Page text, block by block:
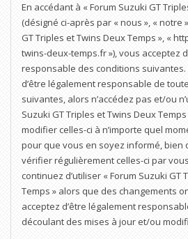
En accédant à « Forum Suzuki GT
(désigné ci-après par « nous », « notre
GT Triples et Twins Deux Temps », «
twins-deux-temps.fr »), vous acceptez
responsable des conditions suivantes.
d’être légalement responsable de
suivantes, alors n’accédez pas et/ou
Suzuki GT Triples et Twins Deux
modifier celles-ci à n’importe quel
pour que vous en soyez informé, bien
vérifier régulièrement celles-ci par
continuez d’utiliser « Forum Suzuki GT
Temps » alors que des changements
acceptez d’être légalement
découlant des mises à jour et/ou